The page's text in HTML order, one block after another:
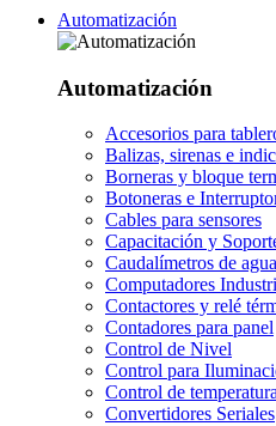
Automatización
Automatización
Accesorios para
Balizas, sirenas e
Borneras y bloque
Botoneras e
Cables para sensores
Capacitación y
Caudalímetros de agua
Computadores
Contactores y relé
Contadores para panel
Control de Nivel
Control para
Control de
Convertidores Seriales